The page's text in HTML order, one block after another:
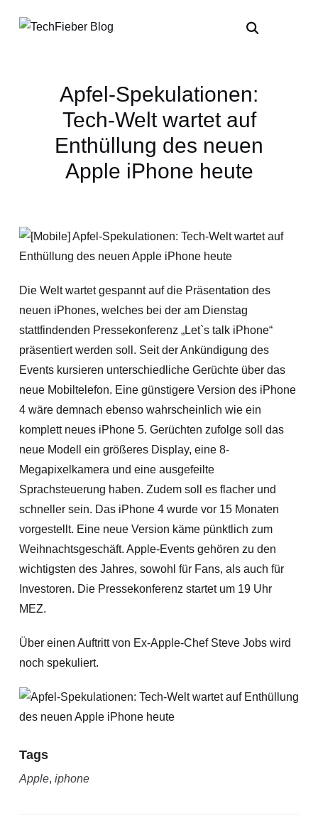
Apfel-Spekulationen:
Tech-Welt wartet auf
Enthüllung des neuen
Apple iPhone heute
Die Welt wartet gespannt auf die Präsentation des
neuen iPhones, welches bei der am Dienstag
stattfindenden Pressekonferenz „Let`s talk iPhone“
präsentiert werden soll. Seit der Ankündigung des
Events kursieren unterschiedliche Gerüchte über das
neue Mobiltelefon. Eine günstigere Version des iPhone
4 wäre demnach ebenso wahrscheinlich wie ein
komplett neues iPhone 5. Gerüchten zufolge soll das
neue Modell ein größeres Display, eine 8-
Megapixelkamera und eine ausgefeilte
Sprachsteuerung haben. Zudem soll es flacher und
schneller sein. Das iPhone 4 wurde vor 15 Monaten
vorgestellt. Eine neue Version käme pünktlich zum
Weihnachtsgeschäft. Apple-Events gehören zu den
wichtigsten des Jahres, sowohl für Fans, als auch für
Investoren. Die Pressekonferenz startet um 19 Uhr
MEZ.
Über einen Auftritt von Ex-Apple-Chef Steve Jobs wird
noch spekuliert.
Tags
Apple, iphone